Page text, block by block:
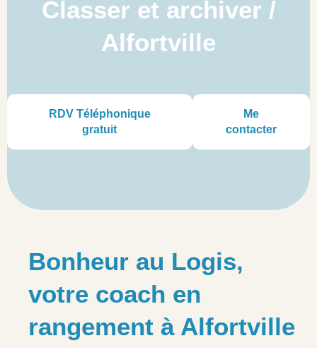
Classer et archiver /
Alfortville
RDV Téléphonique
gratuit
Me
contacter
Bonheur au Logis,
votre coach en
rangement à Alfortville